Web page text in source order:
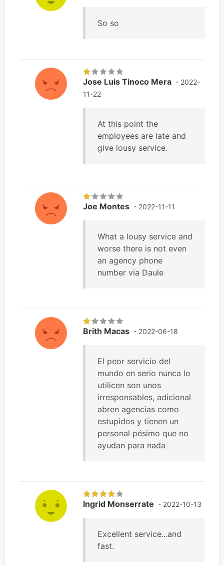
So so
Jose Luis Tinoco Mera - 2022-
11-22
At this point the
employees are late and
give lousy service.
Joe Montes - 2022-11-11
What a lousy service and
worse there is not even
an agency phone
number via Daule
Brith Macas - 2022-06-18
El peor servicio del
mundo en serio nunca lo
utilicen son unos
irresponsables, adicional
abren agencias como
estupidos y tienen un
personal pésimo que no
ayudan para nada
Ingrid Monserrate - 2022-10-13
Excellent service...and
fast.